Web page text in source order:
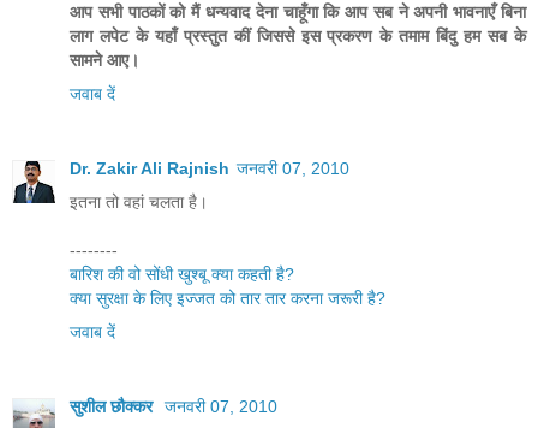
आप सभी पाठकों को मैं धन्यवाद देना चाहूँगा कि आप सब ने अपनी भावनाएँ बिना
लाग लपेट के यहाँ प्रस्तुत कीं जिससे इस प्रकरण के तमाम बिंदु हम सब के
सामने आए।
जवाब दें
Dr. Zakir Ali Rajnish जनवरी 07, 2010
इतना तो वहां चलता है।
--------
बारिश की वो सोंधी खुश्बू क्या कहती है?
क्या सुरक्षा के लिए इज्जत को तार तार करना जरूरी है?
जवाब दें
सुशील छौक्कर जनवरी 07, 2010